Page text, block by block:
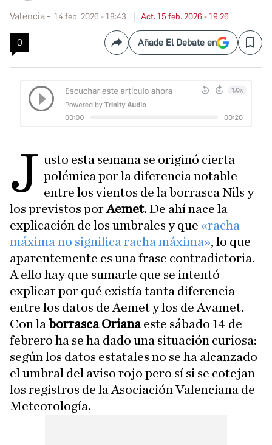
Valencia 14 feb. 2026 - 18:43 Act. 15 feb. 2026 - 19:26
0 CompartirAñade El Debate en Save
J usto esta semana se originó cierta
polémica por la diferencia notable
entre los vientos de la borrasca Nils y
los previstos porAemet. De ahí nace la
explicación de los umbrales y que «racha
máxima no significa racha máxima», lo que
aparentemente es una frase contradictoria.
A ello hay que sumarle que se intentó
explicar por qué existía tanta diferencia
entre los datos de Aemet y los de Avamet.
Con la borrasca Orianaeste sábado 14 de
febrero ha se ha dado una situación curiosa:
según los datos estatales no se ha alcanzado
el umbral del aviso rojo pero sí si se cotejan
los registros de la Asociación Valenciana de
Meteorología.